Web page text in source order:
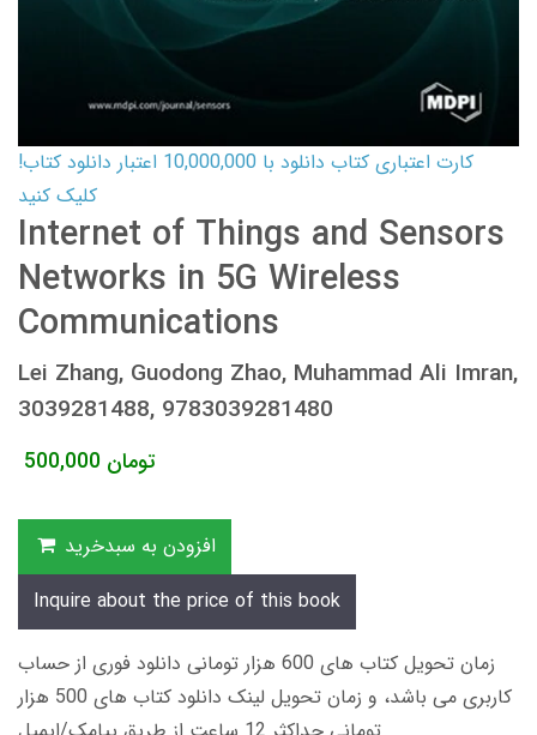
کارت اعتباری کتاب دانلود با 10,000,000 اعتبار دانلود کتاب!
کلیک کنید
Internet of Things and Sensors
Networks in 5G Wireless
Communications
Lei Zhang, Guodong Zhao, Muhammad Ali Imran,
3039281488, 9783039281480
500,000 تومان
افزودن به سبدخرید
Inquire about the price of this book
زمان تحویل کتاب های 600 هزار تومانی دانلود فوری از حساب
کاربری می باشد، و زمان تحویل لینک دانلود کتاب های 500 هزار